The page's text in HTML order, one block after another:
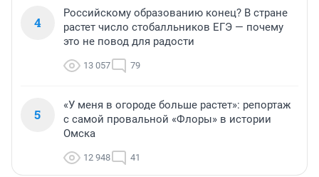
4
Российскому образованию конец? В стране
растет число стобалльников ЕГЭ — почему
это не повод для радости
13 057 79
5
«У меня в огороде больше растет»: репортаж
с самой провальной «Флоры» в истории
Омска
12 948 41